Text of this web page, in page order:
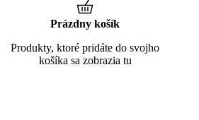
Prázdny košík
Produkty, ktoré pridáte do svojho
košíka sa zobrazia tu